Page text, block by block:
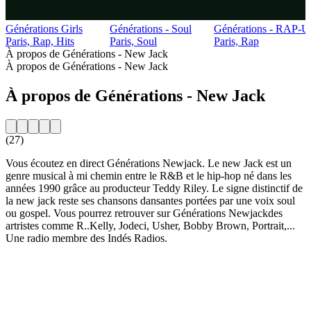
Générations Girls
Paris, Rap, Hits
Générations - Soul
Paris, Soul
Générations - RAP-
Paris, Rap
À propos de Générations - New Jack
À propos de Générations - New Jack
À propos de Générations - New Jack
(27)
Vous écoutez en direct Générations Newjack. Le new Jack est un
genre musical à mi chemin entre le R&B et le hip-hop né dans les
années 1990 grâce au producteur Teddy Riley. Le signe distinctif de
la new jack reste ses chansons dansantes portées par une voix soul
ou gospel. Vous pourrez retrouver sur Générations Newjackdes
artristes comme R..Kelly, Jodeci, Usher, Bobby Brown, Portrait,...
Une radio membre des Indés Radios.